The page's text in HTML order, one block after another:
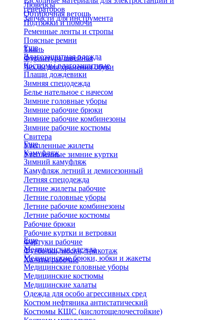
генераторов
Запчасти для инструмента
Люверсы
Обтирочная ветошь
Подтяжки и помочи
Ременные ленты и стропы
Поясные ремни
Ткань
Фурнитура швейная
Чехлы для хранения обуви
Еще
Влагозащитная одежда
Костюмы влагозащитные
Плащи дождевики
Зимняя спецодежда
Белье нательное с начесом
Зимние головные уборы
Зимние рабочие брюки
Зимние рабочие комбинезоны
Зимние рабочие костюмы
Свитера
Утепленные жилеты
Утепленные зимние куртки
Еще
Камуфляж
Зимний камуфляж
Камуфляж летний и демисезонный
Летняя спецодежда
Летние жилеты рабочие
Летние головные уборы
Летние рабочие комбинезоны
Летние рабочие костюмы
Рабочие брюки
Рабочие куртки и ветровки
Фартуки рабочие
Футболки, носки, трикотаж
Халаты рабочие
Еще
Медицинская одежда
Медицинские брюки, юбки и жакеты
Медицинские головные уборы
Медицинские костюмы
Медицинские халаты
Одежда для особо агрессивных сред
Костюм нефтяника антистатический
Костюмы КЩС (кислотощелочестойкие)